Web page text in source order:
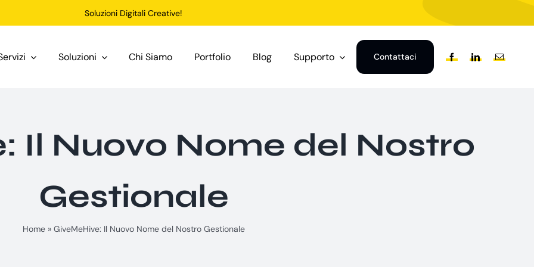
Soluzioni Digitali Creative!
Soluzioni Chi Siamo Portfolio Blog Supporto Contattaci
Il Nuovo Nome del Nostro
Gestionale
Home» GiveMeHive: Il Nuovo Nome del Nostro Gestionale